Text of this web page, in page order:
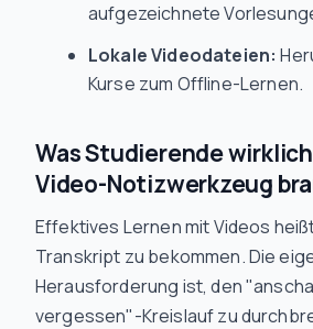
aufgezeichnete
Lokale Videodateien:
Kurse zum Offline-Lernen.
Was Studierende
Video-Notizwerkzeug
Effektives Lernen mit Videos
Transkript zu bekommen. Die
Herausforderung ist, den
vergessen"-Kreislauf zu